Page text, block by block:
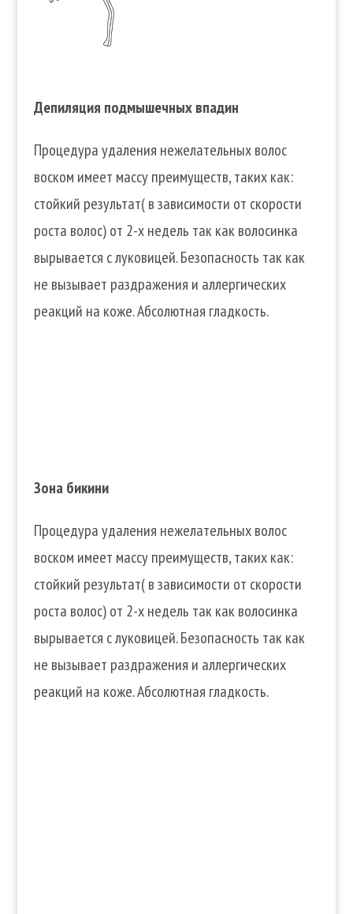
Депиляция подмышечных впадин
Процедура удаления нежелательных волос
воском имеет массу преимуществ, таких как:
стойкий результат( в зависимости от скорости
роста волос) от 2-х недель так как волосинка
вырывается с луковицей. Безопасность так как
не вызывает раздражения и аллергических
реакций на коже. Абсолютная гладкость.
Зона бикини
Процедура удаления нежелательных волос
воском имеет массу преимуществ, таких как:
стойкий результат( в зависимости от скорости
роста волос) от 2-х недель так как волосинка
вырывается с луковицей. Безопасность так как
не вызывает раздражения и аллергических
реакций на коже. Абсолютная гладкость.